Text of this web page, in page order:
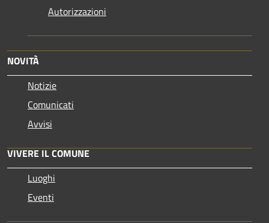
Autorizzazioni
NOVITÀ
Notizie
Comunicati
Avvisi
VIVERE IL COMUNE
Luoghi
Eventi